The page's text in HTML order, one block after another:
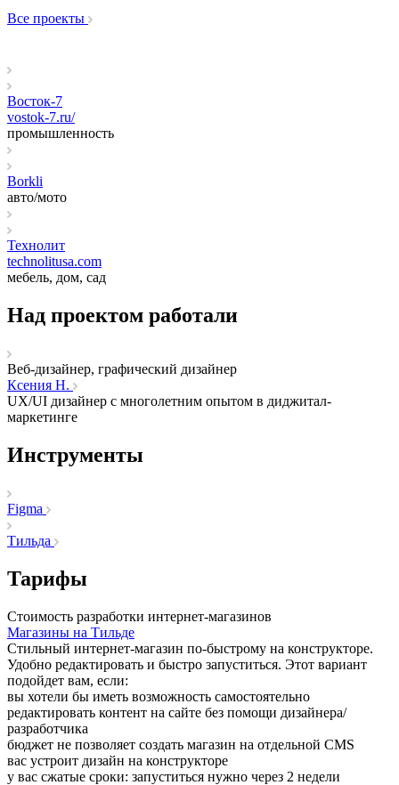
Все проекты
Восток-7
vostok-7.ru/
промышленность
Borkli
авто/мото
Технолит
technolitusa.com
мебель, дом, сад
Над проектом работали
Веб-дизайнер, графический дизайнер
Ксения Н.
UX/UI дизайнер с многолетним опытом в диджитал-
маркетинге
Инструменты
Figma
Тильда
Тарифы
Стоимость разработки интернет-магазинов
Магазины на Тильде
Стильный интернет-магазин по-быстрому на конструкторе.
Удобно редактировать и быстро запуститься. Этот вариант
подойдет вам, если:
вы хотели бы иметь возможность самостоятельно
редактировать контент на сайте без помощи дизайнера/
разработчика
бюджет не позволяет создать магазин на отдельной CMS
вас устроит дизайн на конструкторе
у вас сжатые сроки: запуститься нужно через 2 недели